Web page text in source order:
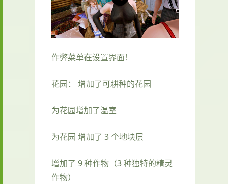
作弊菜单在设置界面！
花园： 增加了可耕种的花园
为花园增加了温室
为花园 增加了 3 个地块层
增加了 9 种作物（3 种独特的精灵
作物）